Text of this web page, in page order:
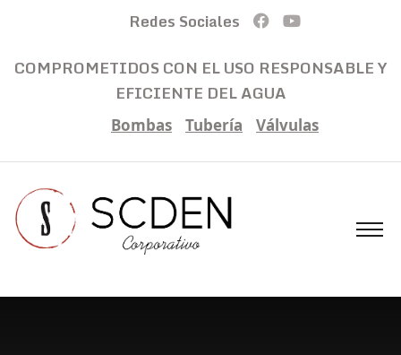
Redes Sociales
COMPROMETIDOS CON EL USO RESPONSABLE Y
EFICIENTE DEL AGUA
Bombas Tubería Válvulas